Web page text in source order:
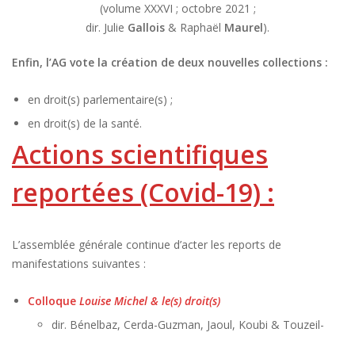
(volume XXXVI ; octobre 2021 ;
dir. Julie Gallois & Raphaël Maurel).
Enfin, l’AG vote la création de deux nouvelles collections :
en droit(s) parlementaire(s) ;
en droit(s) de la santé.
Actions scientifiques
reportées (Covid-19) :
L’assemblée générale continue d’acter les reports de
manifestations suivantes :
Colloque Louise Michel & le(s) droit(s)
dir. Bénelbaz, Cerda-Guzman, Jaoul, Koubi & Touzeil-